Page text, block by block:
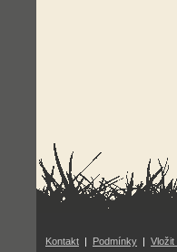
Kontakt | Podmínky | Vložit